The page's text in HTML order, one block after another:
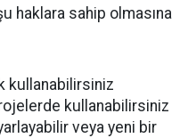
haklara sahip olmasına
kullanabilirsiniz
kullanabilirsiniz
veya yeni bir